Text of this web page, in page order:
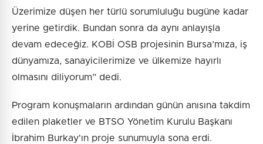
Üzerimize düşen her türlü sorumluluğu bugüne kadar
yerine getirdik. Bundan sonra da aynı anlayışla
devam edeceğiz. KOBİ OSB projesinin Bursa’mıza, iş
dünyamıza, sanayicilerimize ve ülkemize hayırlı
olmasını diliyorum” dedi.
Program konuşmaların ardından günün anısına takdim
edilen plaketler ve BTSO Yönetim Kurulu Başkanı
İbrahim Burkay'ın proje sunumuyla sona erdi.